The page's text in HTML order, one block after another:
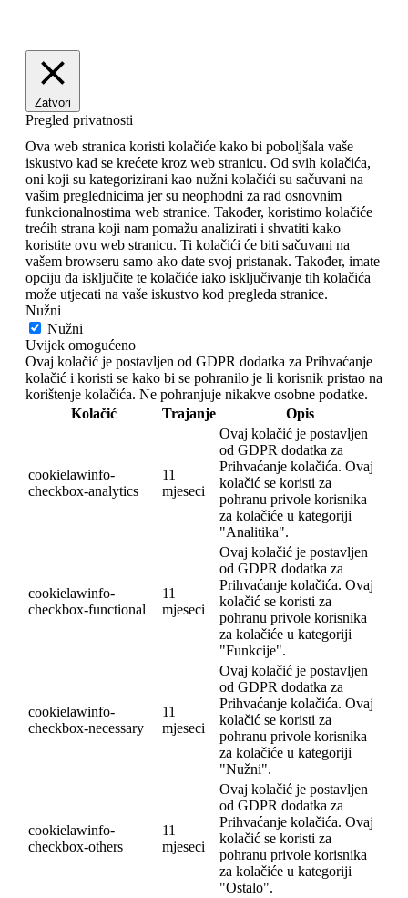
Zatvori
Pregled privatnosti
Ova web stranica koristi kolačiće kako bi poboljšala vaše
iskustvo kad se krećete kroz web stranicu. Od svih kolačića,
oni koji su kategorizirani kao nužni kolačići su sačuvani na
vašim preglednicima jer su neophodni za rad osnovnim
funkcionalnostima web stranice. Također, koristimo kolačiće
trećih strana koji nam pomažu analizirati i shvatiti kako
koristite ovu web stranicu. Ti kolačići će biti sačuvani na
vašem browseru samo ako date svoj pristanak. Također, imate
opciju da isključite te kolačiće iako isključivanje tih kolačića
može utjecati na vaše iskustvo kod pregleda stranice.
Nužni
Nužni
Uvijek omogućeno
Ovaj kolačić je postavljen od GDPR dodatka za Prihvaćanje
kolačić i koristi se kako bi se pohranilo je li korisnik pristao na
korištenje kolačića. Ne pohranjuje nikakve osobne podatke.
Kolačić
Trajanje Opis
cookielawinfo-
checkbox-analytics
11
mjeseci
Ovaj kolačić je postavljen
od GDPR dodatka za
Prihvaćanje kolačića. Ovaj
kolačić se koristi za
pohranu privole korisnika
za kolačiće u kategoriji
"Analitika".
cookielawinfo-
checkbox-functional
11
mjeseci
Ovaj kolačić je postavljen
od GDPR dodatka za
Prihvaćanje kolačića. Ovaj
kolačić se koristi za
pohranu privole korisnika
za kolačiće u kategoriji
"Funkcije".
cookielawinfo-
checkbox-necessary
11
mjeseci
Ovaj kolačić je postavljen
od GDPR dodatka za
Prihvaćanje kolačića. Ovaj
kolačić se koristi za
pohranu privole korisnika
za kolačiće u kategoriji
"Nužni".
cookielawinfo-
checkbox-others
11
mjeseci
Ovaj kolačić je postavljen
od GDPR dodatka za
Prihvaćanje kolačića. Ovaj
kolačić se koristi za
pohranu privole korisnika
za kolačiće u kategoriji
"Ostalo".